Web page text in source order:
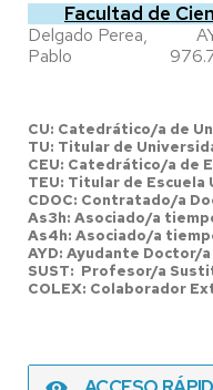
Facultad de
Delgado Perea,
Pablo
CU: Catedrático/a de
TU: Titular de
CEU: Catedrático/a de
TEU: Titular de
CDOC: Contratado/a
As3h: Asociado/a
As4h: Asociado/a
AYD: Ayudante Doctor/a
SUST: Profesor/a
COLEX: Colaborador